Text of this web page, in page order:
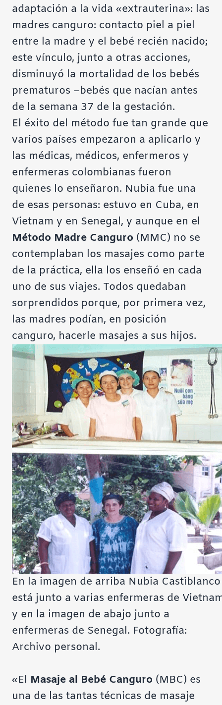
adaptación a la vida «extrauterina»: las
madres canguro: contacto piel a piel
entre la madre y el bebé recién nacido;
este vínculo, junto a otras acciones,
disminuyó la mortalidad de los bebés
prematuros –bebés que nacían antes
de la semana 37 de la gestación.
El éxito del método fue tan grande que
varios países empezaron a aplicarlo y
las médicas, médicos, enfermeros y
enfermeras colombianas fueron
quienes lo enseñaron. Nubia fue una
de esas personas: estuvo en Cuba, en
Vietnam y en Senegal, y aunque en el
Método Madre Canguro (MMC) no se
contemplaban los masajes como parte
de la práctica, ella los enseñó en cada
uno de sus viajes. Todos quedaban
sorprendidos porque, por primera vez,
las madres podían, en posición
canguro, hacerle masajes a sus hijos.
En la imagen de arriba Nubia Castiblanco
está junto a varias enfermeras de
y en la imagen de abajo junto a
enfermeras de Senegal. Fotografía:
Archivo personal.
«El Masaje al Bebé Canguro (MBC) es
una de las tantas técnicas de masaje